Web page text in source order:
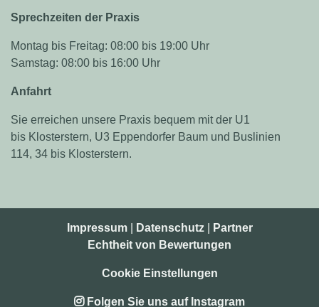
Sprechzeiten der Praxis
Montag bis Freitag: 08:00 bis 19:00 Uhr
Samstag: 08:00 bis 16:00 Uhr
Anfahrt
Sie erreichen unsere Praxis bequem mit der U1
bis Klosterstern, U3 Eppendorfer Baum und Buslinien
114, 34 bis Klosterstern.
Impressum| Datenschutz|
Partner
Echtheit von Bewertungen
Cookie Einstellungen
Folgen Sie uns auf Instagram